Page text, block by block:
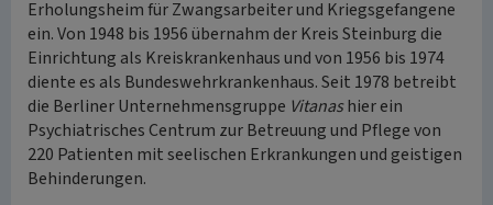
Erholungsheim für Zwangsarbeiter und Kriegsgefangene
ein. Von 1948 bis 1956 übernahm der Kreis Steinburg die
Einrichtung als Kreiskrankenhaus und von 1956 bis 1974
diente es als Bundeswehrkrankenhaus. Seit 1978 betreibt
die Berliner Unternehmensgruppe Vitanashier ein
Psychiatrisches Centrum zur Betreuung und Pflege von
220 Patienten mit seelischen Erkrankungen und geistigen
Behinderungen.